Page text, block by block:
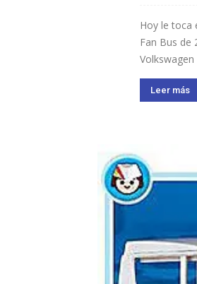
Hoy le toca
Fan Bus de
Leer más